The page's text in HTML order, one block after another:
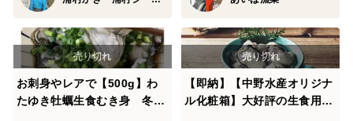
お刺身やレアで【500g】わ
たゆき牡蠣生食むき身 冬の
【即納】【中野水産オリジナ
ル化粧箱】大好評の生食用